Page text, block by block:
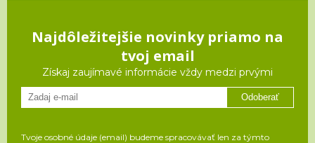
Najdôležitejšie novinky priamo na
tvoj email
Získaj zaujímavé informácie vždy medzi prvými
Odoberať
Tvoje osobné údaje (email) budeme spracovávať len za týmto